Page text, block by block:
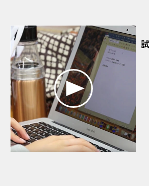
#インテリアコーディネーター
#うまくできたときの達成感
#嬉しそう#ええ音＃Excel
#
#エコマイチャレンジ
#エコラ
#エスキス#x軸#エンジン
#大川沿い
#大阪北区中津まちづくりプロ
#OCTWALKER#OCTは団体
#OCTフォトスタジオ(検図室)
#大西先生にアドバイスをもら